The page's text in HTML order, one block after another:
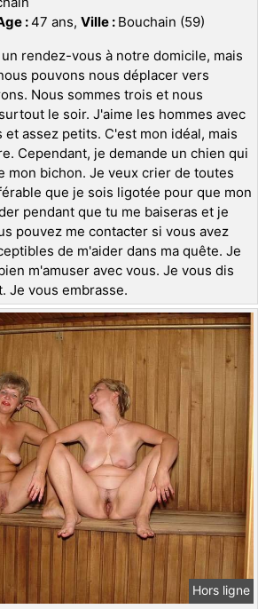
:47 ans, Ville : Bouchain (59)
rendez-vous à notre domicile, mais
pouvons nous déplacer vers
Nous sommes trois et nous
le soir. J'aime les hommes avec
et assez petits. C'est mon idéal, mais
Cependant, je demande un chien qui
mon bichon. Je veux crier de toutes
que je sois ligotée pour que mon
pendant que tu me baiseras et je
pouvez me contacter si vous avez
de m'aider dans ma quête. Je
m'amuser avec vous. Je vous dis
Je vous embrasse.
Hors ligne